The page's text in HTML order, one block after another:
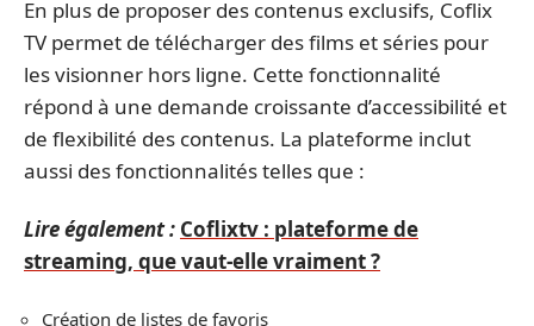
En plus de proposer des contenus exclusifs, Coflix
TV permet de télécharger des films et séries pour
les visionner hors ligne. Cette fonctionnalité
répond à une demande croissante d’accessibilité et
de flexibilité des contenus. La plateforme inclut
aussi des fonctionnalités telles que :
Lire également : Coflixtv : plateforme de
streaming, que vaut-elle vraiment ?
Création de listes de favoris